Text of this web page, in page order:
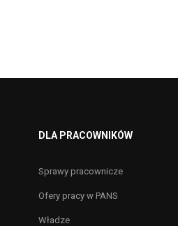
DLA PRACOWNIKÓW
Sprawy pracownicze
Ofery pracy w PANS
Władze